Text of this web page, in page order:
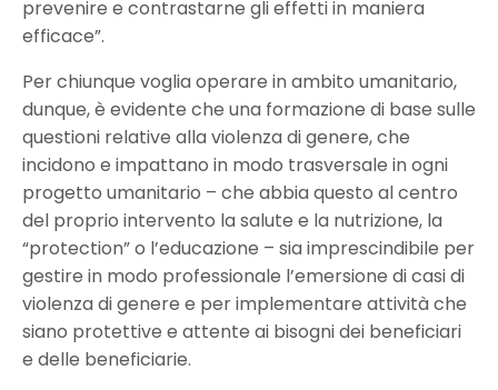
prevenire e contrastarne gli effetti in maniera
efficace”.
Per chiunque voglia operare in ambito umanitario,
dunque, è evidente che una formazione di base sulle
questioni relative alla violenza di genere, che
incidono e impattano in modo trasversale in ogni
progetto umanitario – che abbia questo al centro
del proprio intervento la salute e la nutrizione, la
“protection” o l’educazione – sia imprescindibile per
gestire in modo professionale l’emersione di casi di
violenza di genere e per implementare attività che
siano protettive e attente ai bisogni dei beneficiari
e delle beneficiarie.